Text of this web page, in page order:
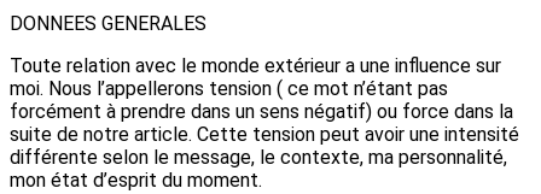
DONNEES GENERALES
Toute relation avec le monde extérieur a une influence sur
moi. Nous l’appellerons tension ( ce mot n’étant pas
forcément à prendre dans un sens négatif) ou force dans la
suite de notre article. Cette tension peut avoir une intensité
différente selon le message, le contexte, ma personnalité,
mon état d’esprit du moment.